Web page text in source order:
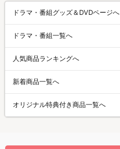
ドラマ・番組グッズ＆DVDページへ
ドラマ・番組一覧へ
人気商品ランキングへ
新着商品一覧へ
オリジナル特典付き商品一覧へ